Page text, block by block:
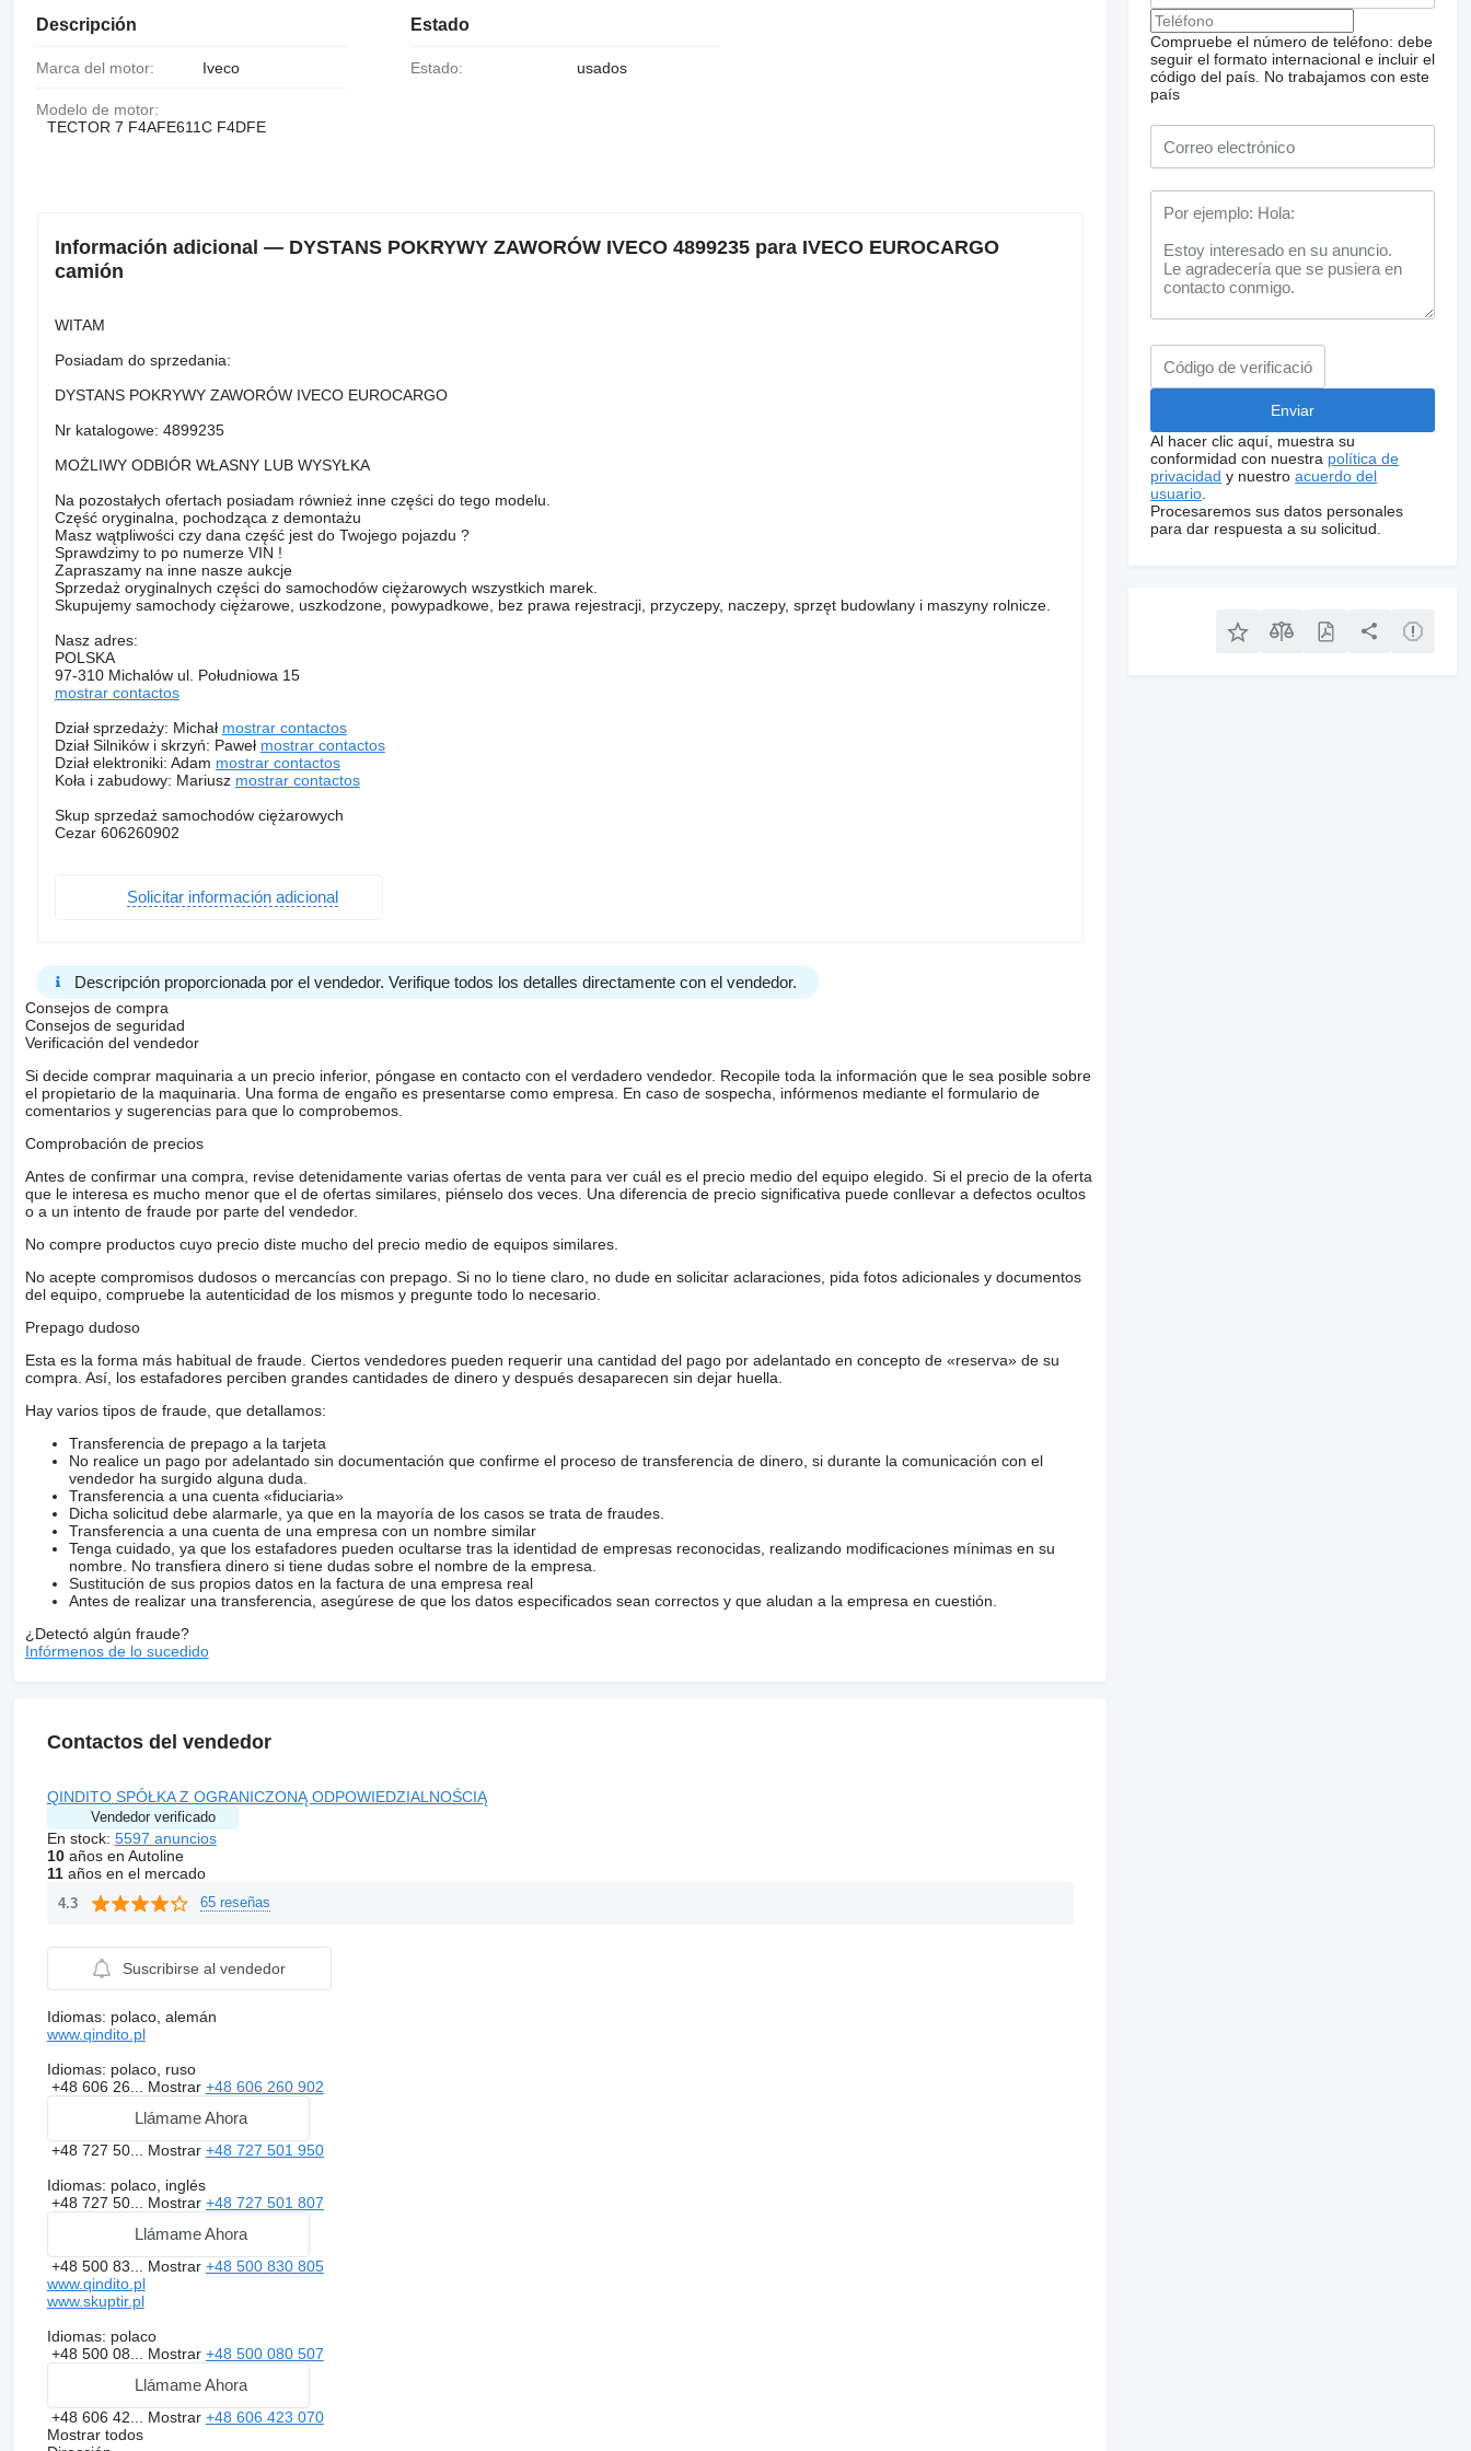
Descripción
Marca del motor: Iveco
Modelo de motor:
TECTOR 7 F4AFE611C F4DFE
Estado
Estado: usados
Información adicional — DYSTANS POKRYWY ZAWORÓW IVECO 4899235 para IVECO EUROCARGO
camión
WITAM
Posiadam do sprzedania:
DYSTANS POKRYWY ZAWORÓW IVECO EUROCARGO
Nr katalogowe: 4899235
MOŻLIWY ODBIÓR WŁASNY LUB WYSYŁKA
Na pozostałych ofertach posiadam również inne części do tego modelu.
Część oryginalna, pochodząca z demontażu
Masz wątpliwości czy dana część jest do Twojego pojazdu ?
Sprawdzimy to po numerze VIN !
Zapraszamy na inne nasze aukcje
Sprzedaż oryginalnych części do samochodów ciężarowych wszystkich marek.
Skupujemy samochody ciężarowe, uszkodzone, powypadkowe, bez prawa rejestracji, przyczepy, naczepy, sprzęt budowlany i maszyny rolnicze.
Nasz adres:
POLSKA
97-310 Michalów ul. Południowa 15
mostrar contactos
Dział sprzedaży: Michał mostrar contactos
Dział Silników i skrzyń: Paweł mostrar contactos
Dział elektroniki: Adam mostrar contactos
Koła i zabudowy: Mariusz mostrar contactos
Skup sprzedaż samochodów ciężarowych
Cezar 606260902
Solicitar información adicional
Descripción proporcionada por el vendedor. Verifique todos los detalles directamente con el vendedor.
Consejos de compra
Consejos de seguridad
Verificación del vendedor
Si decide comprar maquinaria a un precio inferior, póngase en contacto con el verdadero vendedor. Recopile toda la información que le sea posible sobre
el propietario de la maquinaria. Una forma de engaño es presentarse como empresa. En caso de sospecha, infórmenos mediante el formulario de
comentarios y sugerencias para que lo comprobemos.
Comprobación de precios
Antes de confirmar una compra, revise detenidamente varias ofertas de venta para ver cuál es el precio medio del equipo elegido. Si el precio de la oferta
que le interesa es mucho menor que el de ofertas similares, piénselo dos veces. Una diferencia de precio significativa puede conllevar a defectos ocultos
o a un intento de fraude por parte del vendedor.
No compre productos cuyo precio diste mucho del precio medio de equipos similares.
No acepte compromisos dudosos o mercancías con prepago. Si no lo tiene claro, no dude en solicitar aclaraciones, pida fotos adicionales y documentos
del equipo, compruebe la autenticidad de los mismos y pregunte todo lo necesario.
Prepago dudoso
Esta es la forma más habitual de fraude. Ciertos vendedores pueden requerir una cantidad del pago por adelantado en concepto de «reserva» de su
compra. Así, los estafadores perciben grandes cantidades de dinero y después desaparecen sin dejar huella.
Hay varios tipos de fraude, que detallamos:
Transferencia de prepago a la tarjeta
No realice un pago por adelantado sin documentación que confirme el proceso de transferencia de dinero, si durante la comunicación con el
vendedor ha surgido alguna duda.
Transferencia a una cuenta «fiduciaria»
Dicha solicitud debe alarmarle, ya que en la mayoría de los casos se trata de fraudes.
Transferencia a una cuenta de una empresa con un nombre similar
Tenga cuidado, ya que los estafadores pueden ocultarse tras la identidad de empresas reconocidas, realizando modificaciones mínimas en su
nombre. No transfiera dinero si tiene dudas sobre el nombre de la empresa.
Sustitución de sus propios datos en la factura de una empresa real
Antes de realizar una transferencia, asegúrese de que los datos especificados sean correctos y que aludan a la empresa en cuestión.
¿Detectó algún fraude?
Infórmenos de lo sucedido
Contactos del vendedor
QINDITO SPÓŁKA Z OGRANICZONĄ ODPOWIEDZIALNOŚCIĄ
Vendedor verificado
En stock: 5597 anuncios
10años en Autoline
11años en el mercado
4.3 65 reseñas
Suscribirse al vendedor
Idiomas: polaco, alemán
www.qindito.pl
Idiomas: polaco, ruso
+48 606 26... Mostrar +48 606 260 902
Llámame Ahora
+48 727 50... Mostrar +48 727 501 950
Idiomas: polaco, inglés
+48 727 50... Mostrar +48 727 501 807
Llámame Ahora
+48 500 83... Mostrar +48 500 830 805
www.qindito.pl
www.skuptir.pl
Idiomas: polaco
+48 500 08... Mostrar +48 500 080 507
Llámame Ahora
+48 606 42... Mostrar +48 606 423 070
Mostrar todos
Compruebe el número de teléfono: debe
seguir el formato internacional e incluir el
código del país. No trabajamos con este
país
Al hacer clic aquí, muestra su
conformidad con nuestra política de
privacidad y nuestroacuerdo del
usuario
Procesaremos sus datos personales
para dar respuesta a su solicitud.